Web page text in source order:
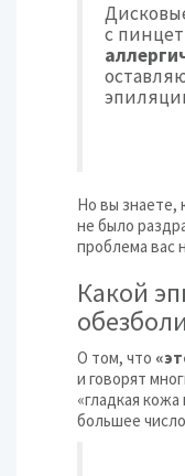
с
Но вы знаете,
не было
проблема вас
Какой
О том, что
и говорят
«гладкая
большее